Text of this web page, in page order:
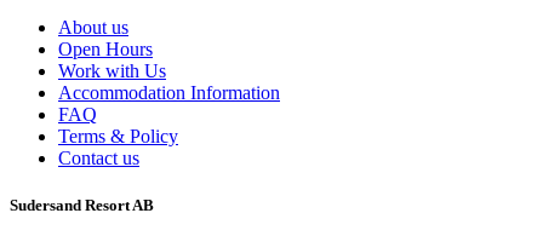
About us
Open Hours
Work with Us
Accommodation Information
FAQ
Terms & Policy
Contact us
Sudersand Resort AB